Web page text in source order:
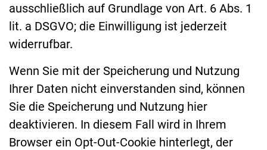
ausschließlich auf Grundlage von Art. 6 Abs. 1
lit. a DSGVO; die Einwilligung ist jederzeit
widerrufbar.
Wenn Sie mit der Speicherung und Nutzung
Ihrer Daten nicht einverstanden sind, können
Sie die Speicherung und Nutzung hier
deaktivieren. In diesem Fall wird in Ihrem
Browser ein Opt-Out-Cookie hinterlegt, der